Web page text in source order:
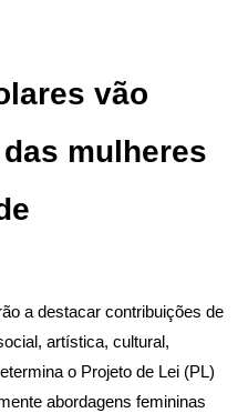
vão
mulheres
a destacar contribuições de
artística, cultural,
o Projeto de Lei (PL)
abordagens femininas